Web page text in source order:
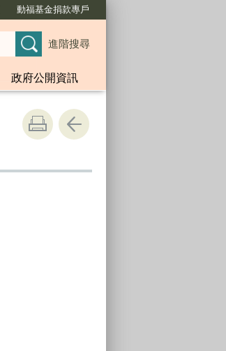
動福基金捐款專戶
進階搜尋
政府公開資訊